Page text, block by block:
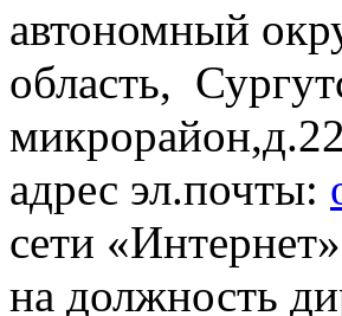
автономный
область,
адрес эл.почты:
сети «Интернет»
на должность